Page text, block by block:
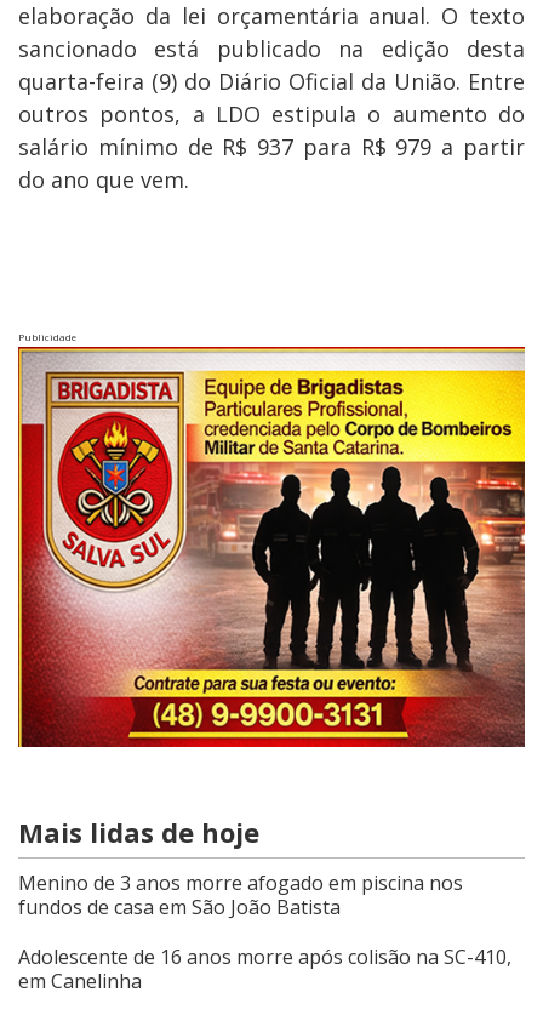
elaboração da lei orçamentária anual. O texto
sancionado está publicado na edição desta
quarta-feira (9) do Diário Oficial da União. Entre
outros pontos, a LDO estipula o aumento do
salário mínimo de R$ 937 para R$ 979 a partir
do ano que vem.
Publicidade
Mais lidas de hoje
Menino de 3 anos morre afogado em piscina nos
fundos de casa em São João Batista
Adolescente de 16 anos morre após colisão na SC-410,
em Canelinha